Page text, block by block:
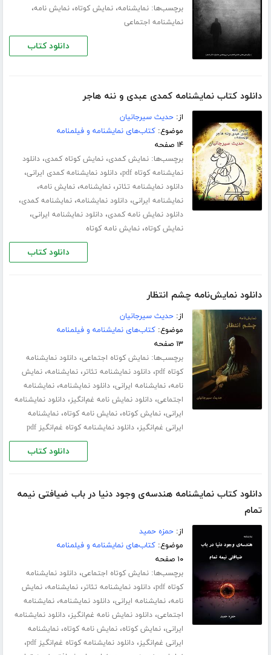
برچسب‌ها:نمایشنامه،نمایش کوتاه،نمایش نامه،
نمایشنامه اجتماعی
دانلود کتاب
دانلود کتاب نمایشنامه کمدی عبدی و ننه هاجر
از:حدیث سیرجانیان
موضوع:کتاب‌های نمایشنامه و فیلمنامه
۱۴ صفحه
برچسب‌ها:نمایش کمدی،نمایش کوتاه کمدی،دانلود
نمایشنامه کوتاه pdf
،دانلود نمایشنامه کمدی ایرانی،
دانلود نمایشنامه تئاتر،نمایشنامه،نمایش نامه،
نمایشنامه ایرانی،دانلود نمایشنامه،نمایشنامه کمدی،
دانلود نمایش نامه کمدی،دانلود نمایشنامه ایرانی،
نمایش کوتاه،نمایش نامه کوتاه
دانلود کتاب
دانلود نمایش‌نامه چشم انتظار
از:حدیث سیرجانیان
موضوع:کتاب‌های نمایشنامه و فیلمنامه
۱۳ صفحه
برچسب‌ها:نمایش کوتاه اجتماعی،دانلود نمایشنامه
کوتاه pdf
،دانلود نمایشنامه تئاتر،نمایشنامه،نمایش
نامه،نمایشنامه ایرانی،دانلود نمایشنامه،نمایشنامه
اجتماعی،دانلود نمایش نامه غم‌انگیز،دانلود نمایشنامه
ایرانی،نمایش کوتاه،نمایش نامه کوتاه،نمایشنامه
ایرانی غم‌انگیز،دانلود نمایشنامه کوتاه غم‌انگیز pdf
دانلود کتاب
دانلود کتاب نمایشنامه هندسه‌ی وجود دنیا در باب ضیافتی نیمه
تمام
از:حمزه حمید
موضوع:کتاب‌های نمایشنامه و فیلمنامه
۱۰ صفحه
برچسب‌ها:نمایش کوتاه اجتماعی،دانلود نمایشنامه
کوتاه pdf
،دانلود نمایشنامه تئاتر،نمایشنامه،نمایش
نامه،نمایشنامه ایرانی،دانلود نمایشنامه،نمایشنامه
اجتماعی،دانلود نمایش نامه غم‌انگیز،دانلود نمایشنامه
ایرانی،نمایش کوتاه،نمایش نامه کوتاه،نمایشنامه
ایرانی غم‌انگیز،دانلود نمایشنامه کوتاه غم‌انگیز pdf ،